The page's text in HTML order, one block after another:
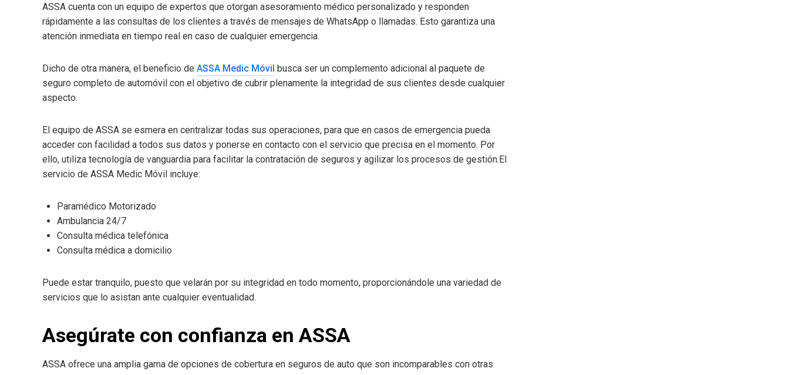
ASSA cuenta con un equipo de expertos que otorgan asesoramiento médico personalizado y responden
rápidamente a las consultas de los clientes a través de mensajes de WhatsApp o llamadas. Esto garantiza una
atención inmediata en tiempo real en caso de cualquier emergencia.
Dicho de otra manera, el beneficio de ASSA Medic Móvil busca ser un complemento adicional al paquete de
seguro completo de automóvil con el objetivo de cubrir plenamente la integridad de sus clientes desde cualquier
aspecto.
El equipo de ASSA se esmera en centralizar todas sus operaciones, para que en casos de emergencia pueda
acceder con facilidad a todos sus datos y ponerse en contacto con el servicio que precisa en el momento. Por
ello, utiliza tecnología de vanguardia para facilitar la contratación de seguros y agilizar los procesos de gestión.El
servicio de ASSA Medic Móvil incluye:
Paramédico Motorizado
Ambulancia 24/7
Consulta médica telefónica
Consulta médica a domicilio
Puede estar tranquilo, puesto que velarán por su integridad en todo momento, proporcionándole una variedad de
servicios que lo asistan ante cualquier eventualidad.
Asegúrate con confianza en ASSA
ASSA ofrece una amplia gama de opciones de cobertura en seguros de auto que son incomparables con otras